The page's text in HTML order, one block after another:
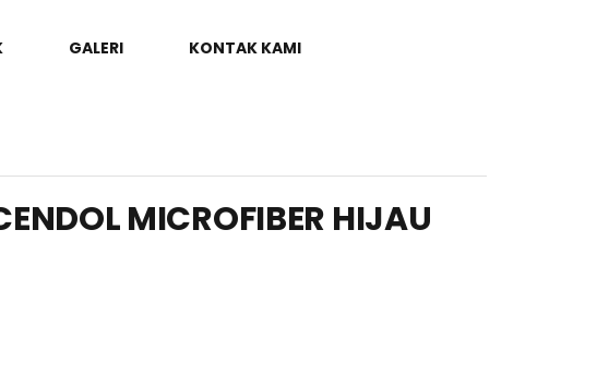
GALERI KONTAK KAMI
MICROFIBER HIJAU